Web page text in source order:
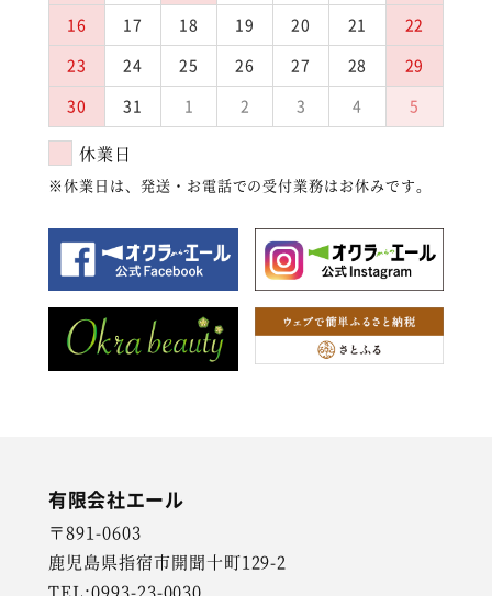
16
17 18 19 20 21
22
23
24 25 26 27 28
29
30
31 1 2 3 4 5
休業日
※休業日は、発送・お電話での受付業務はお休みです。
有限会社エール
〒891-0603
鹿児島県指宿市開聞十町129-2
TEL:0993-23-0030